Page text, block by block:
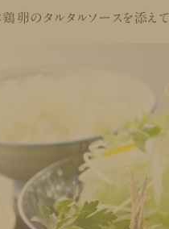
のタルタルソースを添えて